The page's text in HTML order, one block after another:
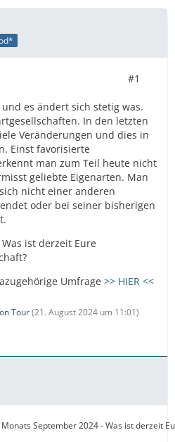
#1
es ändert sich stetig was.
In den letzten
Veränderungen und dies in
Einst favorisierte
man zum Teil heute nicht
geliebte Eigenarten. Man
nicht einer anderen
oder bei seiner bisherigen
ist derzeit Eure
Umfrage >> HIER <<
Tour(21. August 2024 um 11:01)
September 2024 - Was ist derzeit